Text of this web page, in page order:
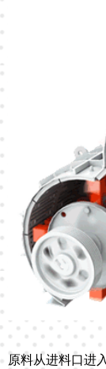
原料从进料口进